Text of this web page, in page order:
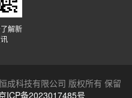
解新
成科技有限公司 版权所有 保留
ICP备2023017485号